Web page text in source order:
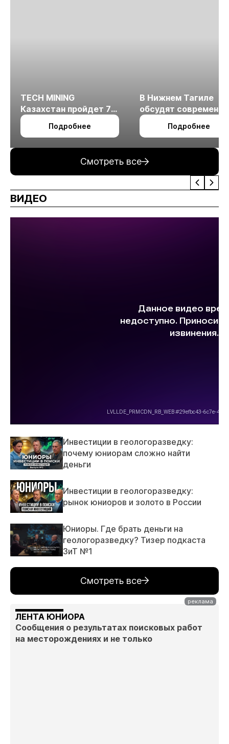
TECH MINING
Казахстан пройдет 7
октября в Алматы
Подробнее
В Нижнем Тагиле
обсудят
технологии
измельчения
Подробнее
Смотреть все
ВИДЕО
Инвестиции в геологоразведку:
почему юниорам сложно найти
деньги
Инвестиции в геологоразведку:
рынок юниоров и золото в России
Юниоры. Где брать деньги на
геологоразведку? Тизер подкаста
ЗиТ №1
Смотреть все
ЛЕНТА ЮНИОРА
Сообщения о результатах поисковых работ
на месторождениях и не только